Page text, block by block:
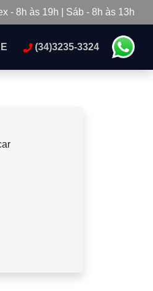
- 8h às 19h | Sáb - 8h às 13h
(34)3235-3324